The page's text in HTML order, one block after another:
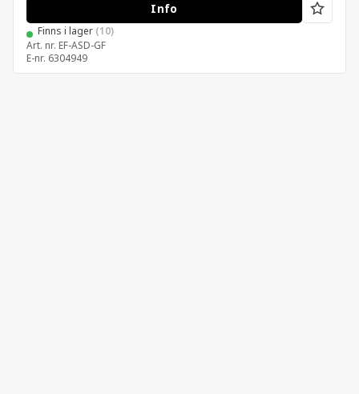
Info
Finns i lager (10)
Art. nr. EF-ASD-GF
E-nr. 6304949